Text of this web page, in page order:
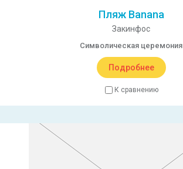
Пляж Banana
Закинфос
Символическая церемония
Подробнее
К сравнению